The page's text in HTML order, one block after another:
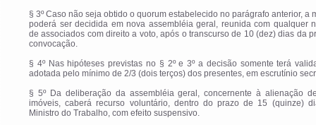
§ 3º Caso não seja obtido o quorum estabelecido no parágrafo anterior, a
poderá ser decidida em nova assembléia geral, reunida com qualquer
de associados com direito a voto, após o transcurso de 10 (dez) dias da
convocação.
§ 4º Nas hipóteses previstas no § 2º e 3º a decisão somente terá
adotada pelo mínimo de 2/3 (dois terços) dos presentes, em escrutínio
§ 5º Da deliberação da assembléia geral, concernente à alienação
imóveis, caberá recurso voluntário, dentro do prazo de 15 (quinze)
Ministro do Trabalho, com efeito suspensivo.